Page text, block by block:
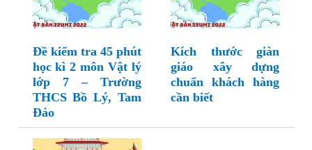
Đề kiểm tra 45 phút
học kì 2 môn Vật lý
lớp 7 – Trường
THCS Bồ Lý, Tam
Đảo
Kích thước giàn
giáo xây dựng
chuẩn khách hàng
cần biết